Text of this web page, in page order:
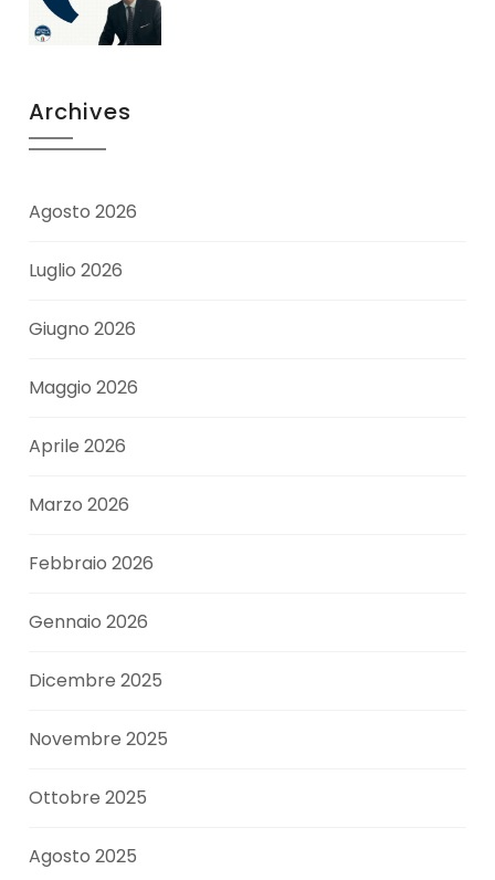
Archives
Agosto 2026
Luglio 2026
Giugno 2026
Maggio 2026
Aprile 2026
Marzo 2026
Febbraio 2026
Gennaio 2026
Dicembre 2025
Novembre 2025
Ottobre 2025
Agosto 2025